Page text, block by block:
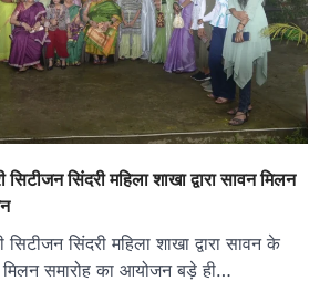
सिंदरी महिला शाखा द्वारा सावन मिलन
सिंदरी महिला शाखा द्वारा सावन के
समारोह का आयोजन बड़े ही…